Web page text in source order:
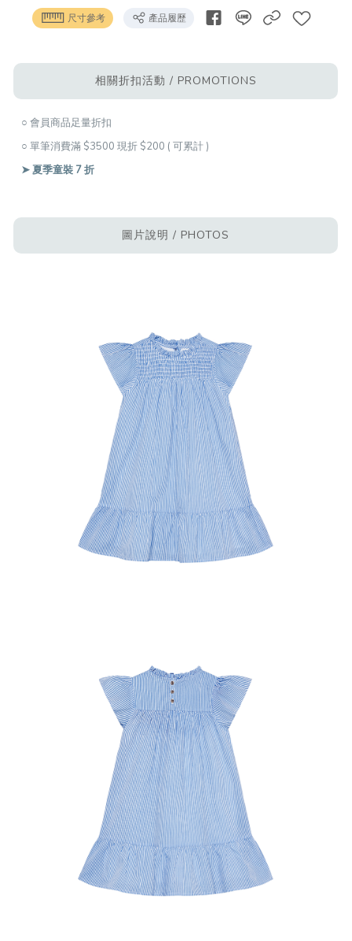
尺寸參考 產品履歷
相關折扣活動 / PROMOTIONS
○ 會員商品足量折扣
○ 單筆消費滿 $3500 現折 $200 ( 可累計 )
➤ 夏季童裝 7 折
圖片說明 / PHOTOS